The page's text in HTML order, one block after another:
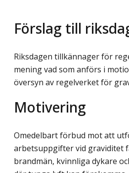
Förslag till
Riksdagen tillkännager för
mening vad som anförs i
översyn av regelverket för
Motivering
Omedelbart förbud mot att
arbetsuppgifter vid graviditet
brandmän, kvinnliga dykare